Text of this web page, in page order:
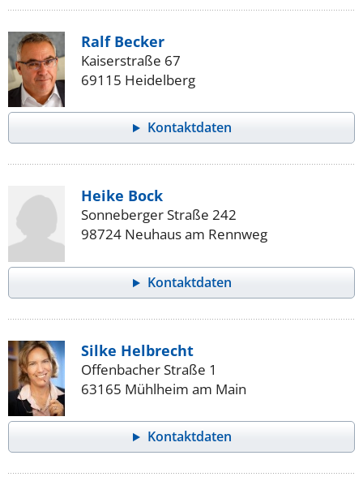
Ralf Becker
Kaiserstraße 67
69115 Heidelberg
Kontaktdaten
Heike Bock
Sonneberger Straße 242
98724 Neuhaus am Rennweg
Kontaktdaten
Silke Helbrecht
Offenbacher Straße 1
63165 Mühlheim am Main
Kontaktdaten